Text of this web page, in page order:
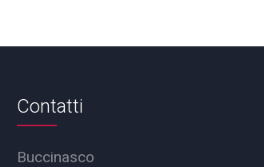
Contatti
Buccinasco